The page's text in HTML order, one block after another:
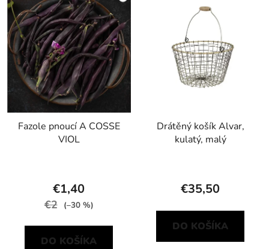
Fazole pnoucí A COSSE
VIOL
€1,40
€2 (–30 %)
DO KOŠÍKA
Drátěný košík Alvar,
kulatý, malý
€35,50
DO KOŠÍKA